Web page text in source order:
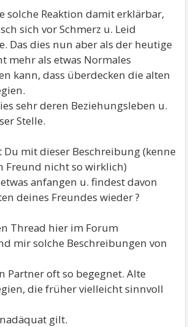
solche Reaktion damit erklärbar,
sich vor Schmerz u. Leid
Das dies nun aber als der heutige
mehr als etwas Normales
kann, dass überdecken die alten
sehr deren Beziehungsleben u.
Stelle.
mit dieser Beschreibung (kenne
Freund nicht so wirklich)
anfangen u. findest davon
deines Freundes wieder ?
Thread hier im Forum
mir solche Beschreibungen von
Partner oft so begegnet. Alte
die früher vielleicht sinnvoll
gilt.